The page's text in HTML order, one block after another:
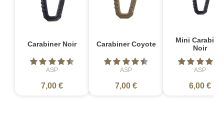
Carabiner Noir
ASP
7,00 €
Carabiner Coyote
ASP
7,00 €
Mini
Noir
ASP
6,00 €